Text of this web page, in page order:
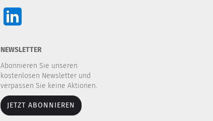
NEWSLETTER
Abonnieren Sie unseren
kostenlosen Newsletter und
verpassen Sie keine Aktionen.
JETZT ABONNIEREN